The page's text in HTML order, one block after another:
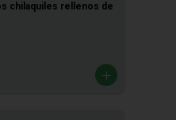
chilaquiles rellenos de